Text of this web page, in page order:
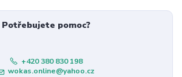
Potřebujete pomoc?
+420 380 830 198
wokas.online@yahoo.cz